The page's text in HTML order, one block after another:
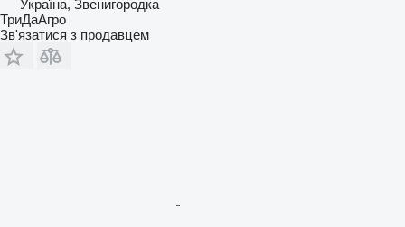
Україна, Звенигородка
ТриДаАгро
Зв'язатися з продавцем